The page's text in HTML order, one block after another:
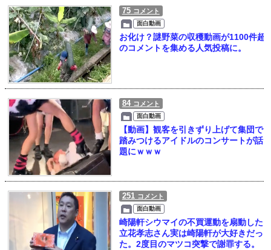
75 コメント
面白動画
お化け？謎野菜の収穫動画が1100件超
のコメントを集める人気投稿に。
84 コメント
面白動画
【動画】観客を引きずり上げて集団で
踏みつけるアイドルのコンサートが話
題にｗｗｗ
251 コメント
面白動画
崎陽軒シウマイの不買運動を扇動した
立花孝志さん実は崎陽軒が大好きだっ
た。2度目のマツコ突撃で謝罪する。